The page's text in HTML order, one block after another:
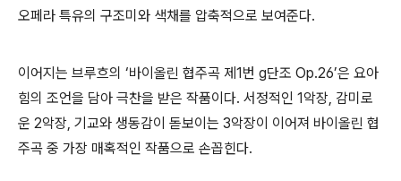
오페라 특유의 구조미와 색채를 압축적으로 보여준다.
이어지는 브루흐의 ‘바이올린 협주곡 제 1번 g단조 Op.26’은 요아
힘의 조언을 담아 극찬을 받은 작품이다. 서정적인 1악장, 감미로
운 2악장, 기교와 생동감이 돋보이는 3악장이 이어져 바이올린 협
주곡 중 가장 매혹적인 작품으로 손꼽힌다.